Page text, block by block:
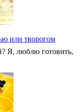
или творогом
Я, люблю готовить,